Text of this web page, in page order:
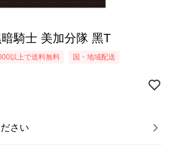
騎士 美加分隊 黑T
以上で送料無料 国・地域配送
さい